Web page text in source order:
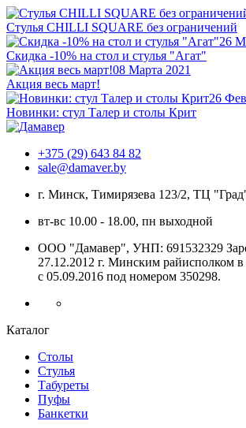
Стулья CHILLI SQUARE без ограничений
26
Скидка -10% на стол и стулья "Агат"
08 Марта 2021
Акция весь март!
26
Новинки: стул Талер и столы Крит
+375 (29) 643 84 82
sale@damaver.by
г. Минск, Тимирязева 123/2, ТЦ
вт-вс 10.00 - 18.00, пн выходной
ООО "Дамавер", УНП: 691532329
27.12.2012 г. Минским райисполком в
с 05.09.2016 под номером 350298.
Каталог
Столы
Стулья
Табуреты
Пуфы
Банкетки